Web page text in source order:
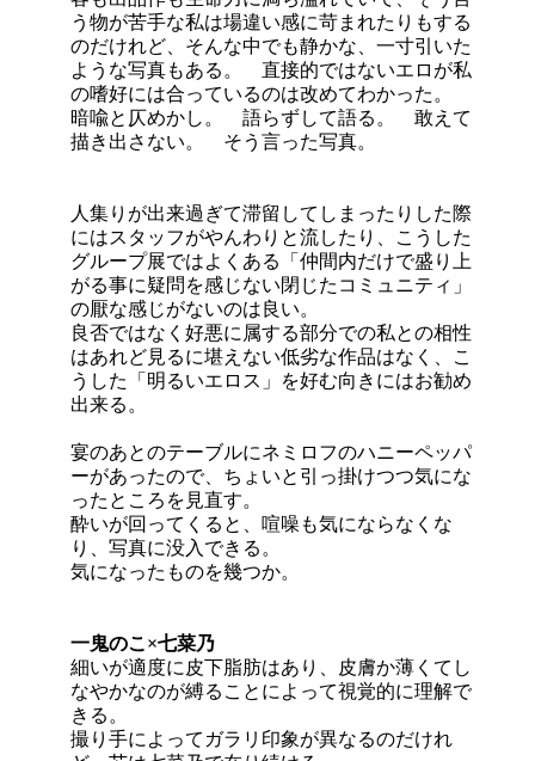
う物が苦手な私は場違い感に苛まれたりもする
のだけれど、そんな中でも静かな、一寸引いた
ような写真もある。 直接的ではないエロが私
の嗜好には合っているのは改めてわかった。
暗喩と仄めかし。 語らずして語る。 敢えて
描き出さない。 そう言った写真。
人集りが出来過ぎて滞留してしまったりした際
にはスタッフがやんわりと流したり、こうした
グループ展ではよくある「仲間内だけで盛り上
がる事に疑問を感じない閉じたコミュニティ」
の厭な感じがないのは良い。
良否ではなく好悪に属する部分での私との相性
はあれど見るに堪えない低劣な作品はなく、こ
うした「明るいエロス」を好む向きにはお勧め
出来る。
宴のあとのテーブルにネミロフのハニーペッパ
ーがあったので、ちょいと引っ掛けつつ気にな
ったところを見直す。
酔いが回ってくると、喧噪も気にならなくな
り、写真に没入できる。
気になったものを幾つか。
一鬼のこ×七菜乃
細いが適度に皮下脂肪はあり、皮膚か薄くてし
なやかなのが縛ることによって視覚的に理解で
きる。
撮り手によってガラリ印象が異なるのだけれ